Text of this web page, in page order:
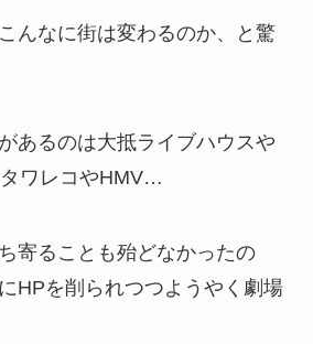
んなに街は変わるのか、と驚
あるのは大抵ライブハウスや
ワレコやHMV…
寄ることも殆どなかったの
HPを削られつつようやく劇場